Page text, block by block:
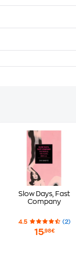
Slow Days, Fast
Company
4.5 (2)
15,98€